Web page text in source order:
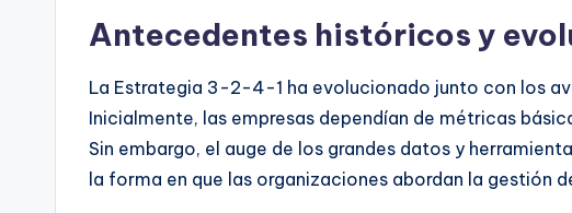
Antecedentes históricos y
La Estrategia 3-2-4-1 ha evolucionado junto con los
Inicialmente, las empresas dependían de métricas
Sin embargo, el auge de los grandes datos y
la forma en que las organizaciones abordan la gestión